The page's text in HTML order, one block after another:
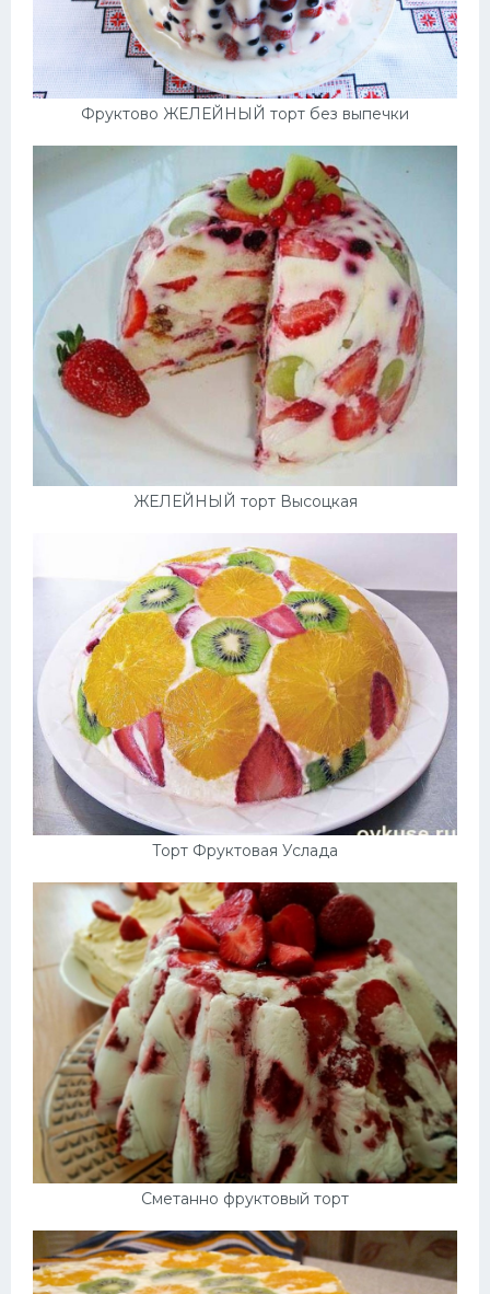
Фруктово ЖЕЛЕЙНЫЙ торт без выпечки
ЖЕЛЕЙНЫЙ торт Высоцкая
Торт Фруктовая Услада
Сметанно фруктовый торт